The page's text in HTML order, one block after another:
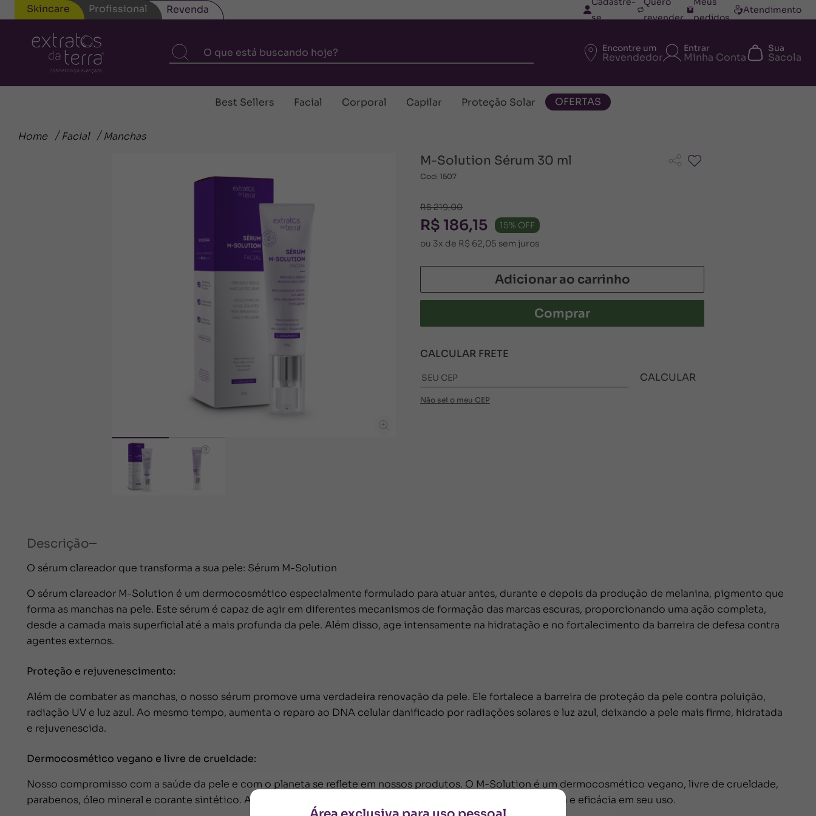
Skincare Profissional Revenda
se
revender
pedidos
Atendimento
Encontre um
Revendedor
Entrar
Minha Conta
Sua
Sacola
Best Sellers Facial Corporal Capilar Proteção Solar OFERTAS
Home Facial Manchas
M-Solution Sérum 30 ml
Cod: 1507
R$ 219,00
R$ 186,15
15% OFF
ou 3x de R$ 62,05 sem juros
Adicionar ao carrinho
Comprar
CALCULAR FRETE
CALCULAR
Não sei o meu CEP
Descrição
O sérum clareador que transforma a sua pele: Sérum M-Solution
O sérum clareador M-Solution é um dermocosmético especialmente formulado para atuar antes, durante e depois da produção de melanina, pigmento que
forma as manchas na pele. Este sérum é capaz de agir em diferentes mecanismos de formação das marcas escuras, proporcionando uma ação completa,
desde a camada mais superficial até a mais profunda da pele. Além disso, age intensamente na hidratação e no fortalecimento da barreira de defesa contra
agentes externos.
Proteção e rejuvenescimento:
Além de combater as manchas, o nosso sérum promove uma verdadeira renovação da pele. Ele fortalece a barreira de proteção da pele contra poluição,
radiação UV e luz azul. Ao mesmo tempo, aumenta o reparo ao DNA celular danificado por radiações solares e luz azul, deixando a pele mais firme, hidratada
e rejuvenescida.
Dermocosmético vegano e livre de crueldade:
Nosso compromisso com a saúde da pele e com o planeta se reflete em nossos produtos. O M-Solution é um dermocosmético vegano, livre de crueldade,
parabenos, óleo mineral e corante sintético. Além disso, é testado dermatologicamente, garantindo segurança e eficácia em seu uso.